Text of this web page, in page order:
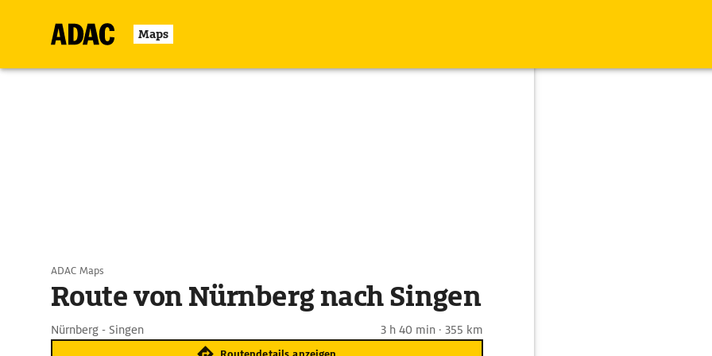
Maps
ADAC Maps
Route von Nürnberg nach Singen
Nürnberg - Singen 3 h 40 min · 355 km